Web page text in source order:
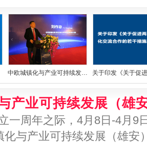
中欧城镇化与产业可持续发展（雄安）研讨会成功举办
产业可持续发展（雄
一周年之际，4月8日-4月9日
与产业可持续发展（雄安